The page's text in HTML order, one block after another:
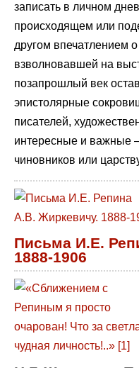
записать в личном
происходящем или
другом впечатлением
взволновавшей на
позапрошлый век
эпистолярные
писателей,
интересные и важные
чиновников или
Письма И.Е.
1888-1906